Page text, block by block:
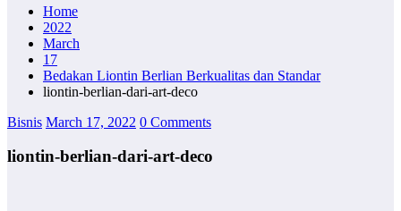
Home
2022
March
17
Bedakan Liontin Berlian Berkualitas dan Standar
liontin-berlian-dari-art-deco
Bisnis March 17, 2022 0 Comments
liontin-berlian-dari-art-deco